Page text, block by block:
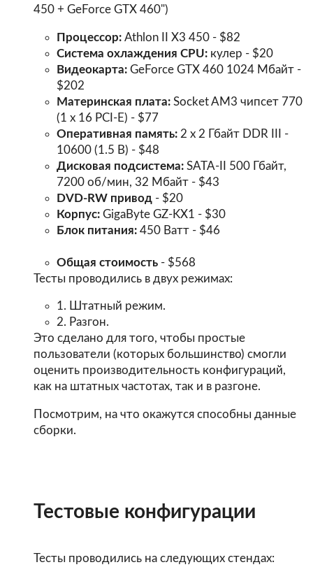
450 + GeForce GTX 460")
Процессор: Athlon II X3 450 - $82
Система охлаждения CPU: кулер - $20
Видеокарта: GeForce GTX 460 1024 Мбайт -
$202
Материнская плата: Socket AM3 чипсет 770
(1 x 16 PCI-E) - $77
Оперативная память: 2 х 2 Гбайт DDR III -
10600 (1.5 В) - $48
Дисковая подсистема: SATA-II 500 Гбайт,
7200 об/мин, 32 Мбайт - $43
DVD-RW привод - $20
Корпус: GigaByte GZ-KX1 - $30
Блок питания: 450 Ватт - $46
Общая стоимость - $568
Тесты проводились в двух режимах:
1. Штатный режим.
2. Разгон.
Это сделано для того, чтобы простые
пользователи (которых большинство) смогли
оценить производительность конфигураций,
как на штатных частотах, так и в разгоне.
Посмотрим, на что окажутся способны данные
сборки.
Тестовые конфигурации
Тесты проводились на следующих стендах: